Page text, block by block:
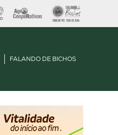
FALANDO DE BICHOS